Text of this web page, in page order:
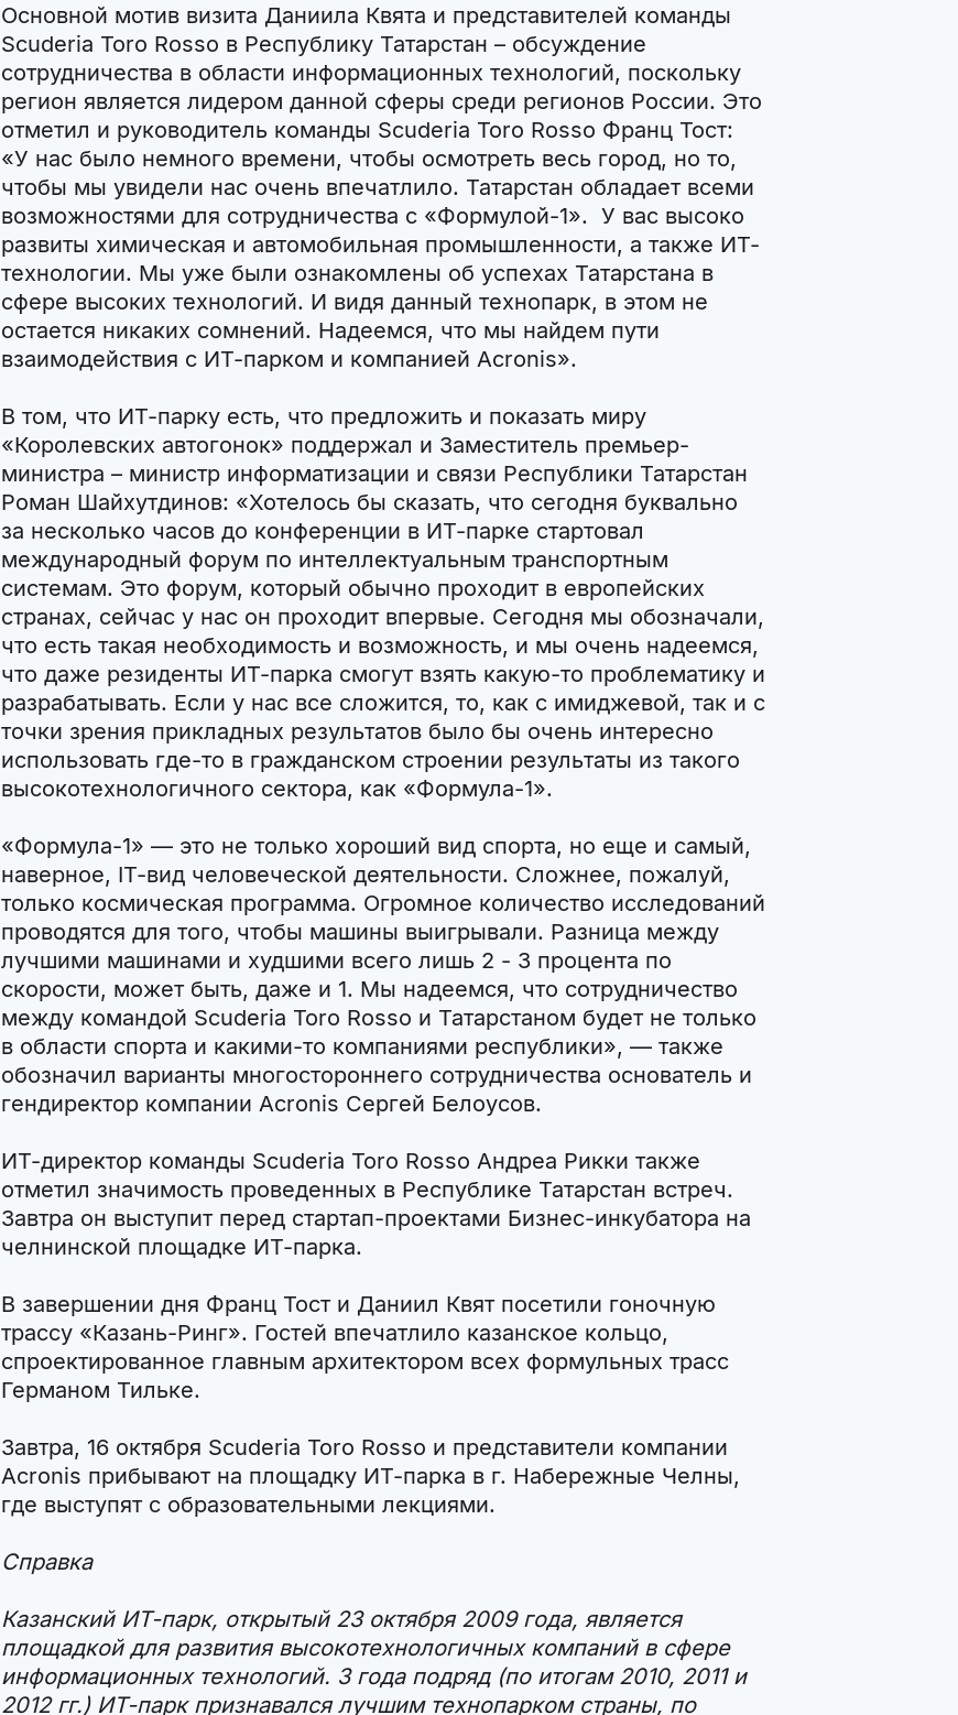
Основной мотив визита Даниила Квята и представителей команды
Scuderia Toro Rosso в Республику Татарстан – обсуждение
сотрудничества в области информационных технологий, поскольку
регион является лидером данной сферы среди регионов России. Это
отметил и руководитель команды Scuderia Toro Rosso Франц Тост:
«У нас было немного времени, чтобы осмотреть весь город, но то,
чтобы мы увидели нас очень впечатлило. Татарстан обладает всеми
возможностями для сотрудничества с «Формулой-1». У вас высоко
развиты химическая и автомобильная промышленности, а также ИТ-
технологии. Мы уже были ознакомлены об успехах Татарстана в
сфере высоких технологий. И видя данный технопарк, в этом не
остается никаких сомнений. Надеемся, что мы найдем пути
взаимодействия с ИТ-парком и компанией Acronis».
В том, что ИТ-парку есть, что предложить и показать миру
«Королевских автогонок» поддержал и Заместитель премьер-
министра – министр информатизации и связи Республики Татарстан
Роман Шайхутдинов: «Хотелось бы сказать, что сегодня буквально
за несколько часов до конференции в ИТ-парке стартовал
международный форум по интеллектуальным транспортным
системам. Это форум, который обычно проходит в европейских
странах, сейчас у нас он проходит впервые. Сегодня мы обозначали,
что есть такая необходимость и возможность, и мы очень надеемся,
что даже резиденты ИТ-парка смогут взять какую-то проблематику и
разрабатывать. Если у нас все сложится, то, как с имиджевой, так и с
точки зрения прикладных результатов было бы очень интересно
использовать где-то в гражданском строении результаты из такого
высокотехнологичного сектора, как «Формула-1».
«Формула-1» — это не только хороший вид спорта, но еще и самый,
наверное, IT-вид человеческой деятельности. Сложнее, пожалуй,
только космическая программа. Огромное количество исследований
проводятся для того, чтобы машины выигрывали. Разница между
лучшими машинами и худшими всего лишь 2 - 3 процента по
скорости, может быть, даже и 1. Мы надеемся, что сотрудничество
между командой Scuderia Toro Rosso и Татарстаном будет не только
в области спорта и какими-то компаниями республики», — также
обозначил варианты многостороннего сотрудничества основатель и
гендиректор компании Acronis Сергей Белоусов.
ИТ-директор команды Scuderia Toro Rosso Андреа Рикки также
отметил значимость проведенных в Республике Татарстан встреч.
Завтра он выступит перед стартап-проектами Бизнес-инкубатора на
челнинской площадке ИТ-парка.
В завершении дня Франц Тост и Даниил Квят посетили гоночную
трассу «Казань-Ринг». Гостей впечатлило казанское кольцо,
спроектированное главным архитектором всех формульных трасс
Германом Тильке.
Завтра, 16 октября Scuderia Toro Rosso и представители компании
Acronis прибывают на площадку ИТ-парка в г. Набережные Челны,
где выступят с образовательными лекциями.
Справка
Казанский ИТ-парк, открытый 23 октября 2009 года, является
площадкой для развития высокотехнологичных компаний в сфере
информационных технологий. 3 года подряд (по итогам 2010, 2011 и
2012 гг.) ИТ-парк признавался лучшим технопарком страны, по